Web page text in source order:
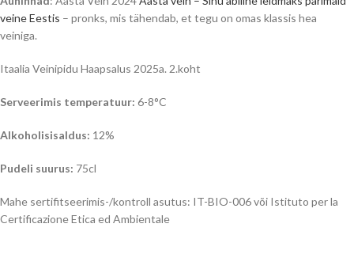
veine Eestis – pronks, mis tähendab, et tegu on omas klassis hea
veiniga.
Itaalia Veinipidu Haapsalus 2025a. 2.koht
Serveerimis temperatuur: 6-8°C
Alkoholisisaldus: 12%
Pudeli suurus: 75cl
Mahe sertifitseerimis-/kontroll asutus: IT-BIO-006 või Istituto per la
Certificazione Etica ed Ambientale